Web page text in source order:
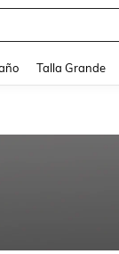
Talla Grande